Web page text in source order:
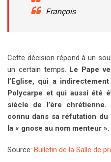
François
Cette décision répond à un
un certain temps. Le Pape
l’Eglise, qui a
Polycarpe et qui aussi été
siècle de l’ère
connu dans sa réfutation
la « gnose au nom menteur ».
Source: Bulletin de la Salle de